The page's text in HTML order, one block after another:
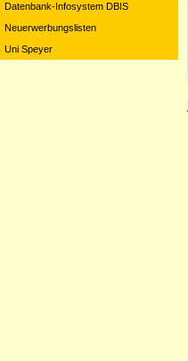
Datenbank-Infosystem DBIS
Neuerwerbungslisten
Uni Speyer